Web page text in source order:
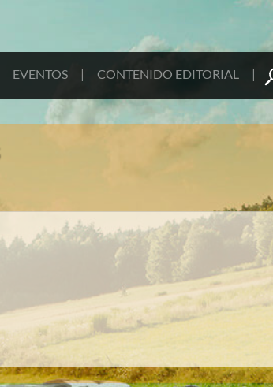
EVENTOS | CONTENIDO EDITORIAL |